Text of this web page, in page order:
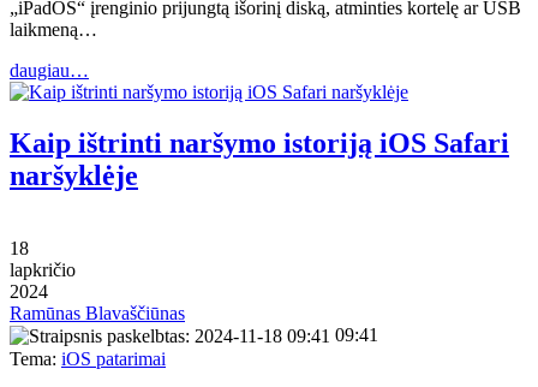
„iPadOS“ įrenginio prijungtą išorinį diską, atminties kortelę ar USB
laikmeną…
daugiau…
Kaip ištrinti naršymo istoriją iOS Safari
naršyklėje
18
lapkričio
2024
Ramūnas Blavaščiūnas
09:41
Tema: iOS patarimai